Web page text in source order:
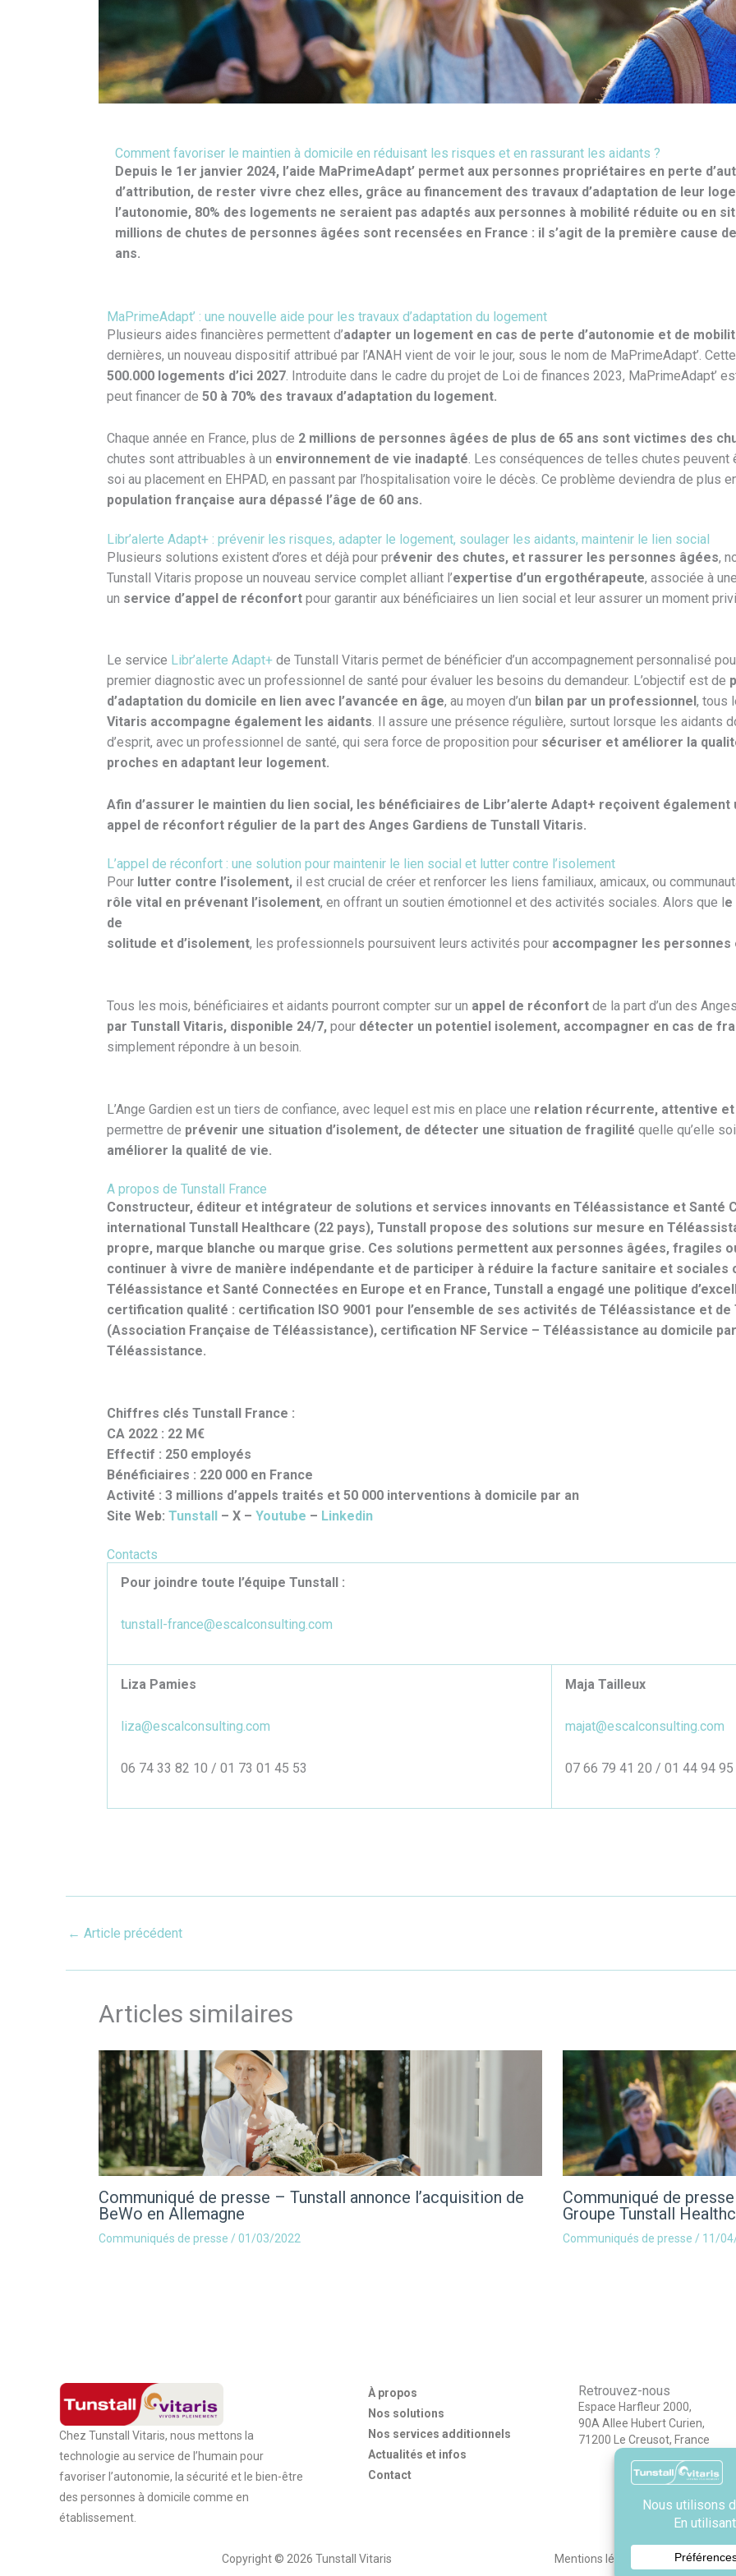
Comment favoriser le maintien à domicile en réduisant les risques et en rassurant les aidants ?
Depuis le 1er janvier 2024, l’aide MaPrimeAdapt’ permet aux personnes propriétaires en perte
d’attribution, de rester vivre chez elles, grâce au financement des travaux d’adaptation de leur
l’autonomie, 80% des logements ne seraient pas adaptés aux personnes à mobilité réduite ou en
millions de chutes de personnes âgées sont recensées en France : il s’agit de la première cause
ans.
MaPrimeAdapt’ : une nouvelle aide pour les travaux d’adaptation du logement
Plusieurs aides financières permettent d’adapter un logement en cas de perte d’autonomie et de
dernières, un nouveau dispositif attribué par l’ANAH vient de voir le jour, sous le nom de MaPrimeAdapt’.
500.000 logements d’ici 2027. Introduite dans le cadre du projet de Loi de finances 2023, MaPrimeAdapt’
peut financer de 50 à 70% des travaux d’adaptation du logement.
Chaque année en France, plus de 2 millions de personnes âgées de plus de 65 ans sont victimes des
chutes sont attribuables à un environnement de vie inadapté. Les conséquences de telles chutes peuvent
soi au placement en EHPAD, en passant par l’hospitalisation voire le décès. Ce problème deviendra de plus
population française aura dépassé l’âge de 60 ans.
Libr’alerte Adapt+ : prévenir les risques, adapter le logement, soulager les aidants, maintenir le lien social
Plusieurs solutions existent d’ores et déjà pour prévenir des chutes, et rassurer les personnes âgées,
Tunstall Vitaris propose un nouveau service complet alliant l’expertise d’un ergothérapeute, associée à
un service d’appel de réconfort pour garantir aux bénéficiaires un lien social et leur assurer un moment
Le service Libr’alerte Adapt+ de Tunstall Vitaris permet de bénéficier d’un accompagnement personnalisé
premier diagnostic avec un professionnel de santé pour évaluer les besoins du demandeur. L’objectif est de
d’adaptation du domicile en lien avec l’avancée en âge, au moyen d’un bilan par un professionnel , tous
Vitaris accompagne également les aidants. Il assure une présence régulière, surtout lorsque les aidants
d’esprit, avec un professionnel de santé, qui sera force de proposition pour sécuriser et améliorer la
proches en adaptant leur logement.
Afin d’assurer le maintien du lien social, les bénéficiaires de Libr’alerte Adapt+ reçoivent également
appel de réconfort régulier de la part des Anges Gardiens de Tunstall Vitaris.
L’appel de réconfort : une solution pour maintenir le lien social et lutter contre l’isolement
Pour lutter contre l’isolement, il est crucial de créer et renforcer les liens familiaux, amicaux, ou
rôle vital en prévenant l’isolement, en offrant un soutien émotionnel et des activités sociales. Alors que l e
de
solitude et d’isolement, les professionnels poursuivent leurs activités pour accompagner les personnes
Tous les mois, bénéficiaires et aidants pourront compter sur un appel de réconfort de la part d’un des
par Tunstall Vitaris, disponible 24/7, pour détecter un potentiel isolement, accompagner en cas de
simplement répondre à un besoin.
L’Ange Gardien est un tiers de confiance, avec lequel est mis en place une relation récurrente, attentive
permettre de prévenir une situation d’isolement, de détecter une situation de fragilité quelle qu’elle
améliorer la qualité de vie.
A propos de Tunstall France
Constructeur, éditeur et intégrateur de solutions et services innovants en Téléassistance et Santé
international Tunstall Healthcare (22 pays), Tunstall propose des solutions sur mesure en
propre, marque blanche ou marque grise. Ces solutions permettent aux personnes âgées, fragiles
continuer à vivre de manière indépendante et de participer à réduire la facture sanitaire et sociales
Téléassistance et Santé Connectées en Europe et en France, Tunstall a engagé une politique
certification qualité : certification ISO 9001 pour l’ensemble de ses activités de Téléassistance et de
(Association Française de Téléassistance), certification NF Service – Téléassistance au domicile
Téléassistance.
Chiffres clés Tunstall France :
CA 2022 : 22 M€
Effectif : 250 employés
Bénéficiaires : 220 000 en France
Activité : 3 millions d’appels traités et 50 000 interventions à domicile par an
Site Web: Tunstall – X – Youtube – Linkedin
Contacts
Pour joindre toute l’équipe Tunstall :
tunstall-france@escalconsulting.com
Liza Pamies
liza@escalconsulting.com
06 74 33 82 10 / 01 73 01 45 53
Maja Tailleux
majat@escalconsulting.com
07 66 79 41 20 / 01 44 94
← Article précédent
Articles similaires
Communiqué de presse – Tunstall annonce l’acquisition de
BeWo en Allemagne
Communiqués de presse / 01/03/2022
Communiqué de
Groupe Tunstall
Communiqués de presse / 11/
Chez Tunstall Vitaris, nous mettons la
technologie au service de l’humain pour
favoriser l’autonomie, la sécurité et le bien-être
des personnes à domicile comme en
établissement.
À propos
Nos solutions
Nos services additionnels
Actualités et infos
Contact
Retrouvez-nous
Espace Harfleur 2000,
90A Allee Hubert Curien,
71200 Le Creusot, France
Copyright © 2026 Tunstall Vitaris Mentions légales Politique de